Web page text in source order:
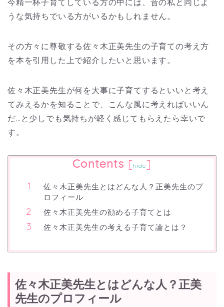
うな気持ちでいる方がいるかもしれません。
その方々に尊敬する佐々木正美先生の子育ての考え方
を本を引用した上で紹介したいと思います。
佐々木正美先生が何を大事に子育てするといいと考え
てみえるかを知ることで、こんな風に考えればいいん
だ…と少しでも気持ちが軽く感じてもらえたら幸いで
す。
Contents [hide ]
佐々木正美先生とはどんな人？正美先生のプ
ロフィール
佐々木正美先生の勧める子育てとは
佐々木正美先生の考える子育て論とは？
佐々木正美先生とはどんな人？正美
先生のプロフィール